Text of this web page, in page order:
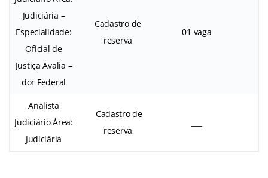
Judiciária –
Especialidade:
Oficial de
Justiça Avalia –
dor Federal
Cadastro de
reserva
01 vaga
Analista
Judiciário Área:
Judiciária
Cadastro de
reserva